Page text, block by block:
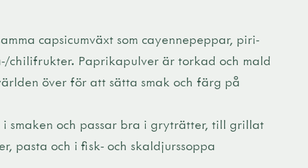
capsicumväxt som cayennepeppar, piri-
chilifrukter. Paprikapulver är torkad och mald
över för att sätta smak och färg på
smaken och passar bra i gryträtter, till grillat
pasta och i fisk- och skaldjurssoppa